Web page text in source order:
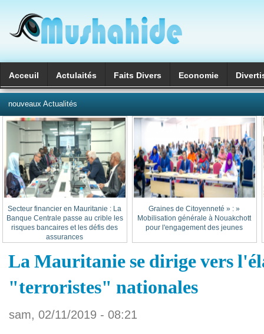
Acceuil Actulaités Faits Divers Economie
nouveaux Actualités
« Graines de Citoyenneté » :
Mobilisation générale à Nouakchott
pour l'engagement des jeunes
Secteur financier en Mauritanie : La
Banque Centrale passe au crible les
risques bancaires et les défis des
assurances
La Mauritanie se dirige vers
"terroristes" nationales
sam, 02/11/2019 - 08:21